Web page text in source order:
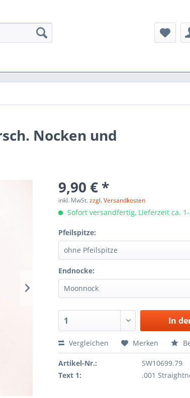
Nocken und
9,90 € *
inkl. MwSt.zzgl. Versandkosten
Sofort versandfertig, Lieferzeit ca.
Pfeilspitze:
Endnocke:
In
Vergleichen Merken
Artikel-Nr.:
SW10699.79
Text 1:
.001